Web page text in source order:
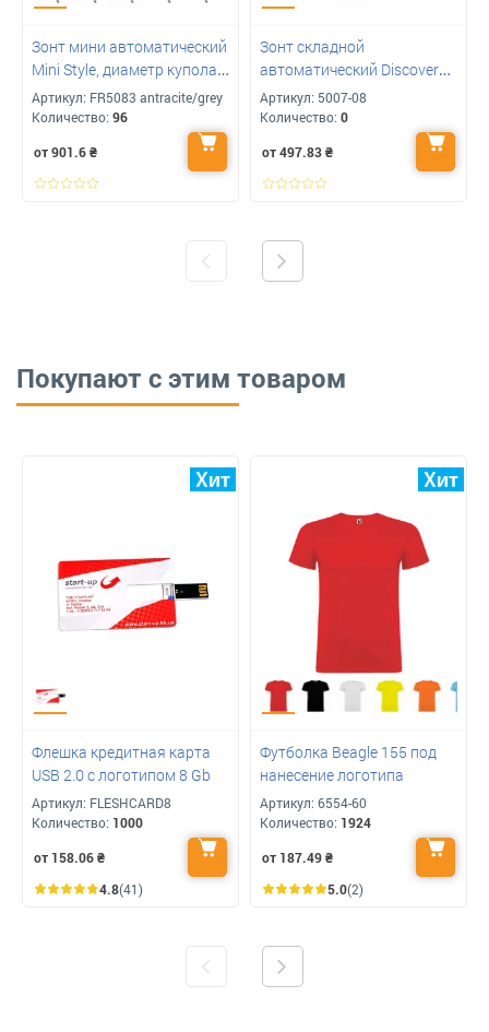
Зонт мини автоматический
Mini Style, диаметр купола
98, антрацит-оранжевый с
логотипом
Артикул: FR5083 antracite/grey
Количество: 96
от 901.6₴
Зонт складной
автоматический Discover
Reflect с лого 100 см
Артикул: 5007-08
Количество: 0
от 497.83₴
Покупают с этим товаром
Флешка кредитная карта
USB 2.0 с логотипом 8 Gb
Артикул: FLESHCARD8
Количество: 1000
от 158.06₴
4.8(41)
Футболка Beagle 155 под
нанесение логотипа
Артикул: 6554-60
Количество: 1924
от 187.49₴
5.0(2)